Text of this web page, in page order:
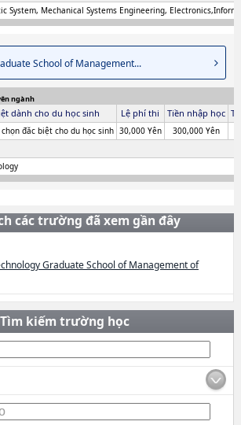
System, Mechanical Systems Engineering,
School of Management...
ngành
dành cho du học sinh Lệ phí thi Tiền nhập học
đăc biệt cho du học sinh 30,000 Yên 300,000 Yên
các trường đã xem gần đây
Graduate School of Management of
Tìm kiếm trường học